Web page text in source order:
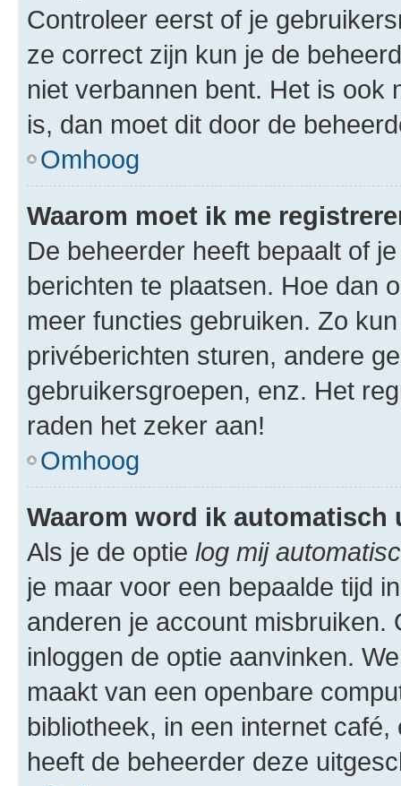
Controleer eerst of je
ze correct zijn kun je de
niet verbannen bent. Het is ook
is, dan moet dit door de
Omhoog
Waarom moet ik me
De beheerder heeft bepaalt of
berichten te plaatsen. Hoe dan
meer functies gebruiken. Zo
privéberichten sturen, andere
gebruikersgroepen, enz. Het
raden het zeker aan!
Omhoog
Waarom word ik automatisch
Als je de optie log mij
je maar voor een bepaalde tijd
anderen je account misbruiken.
inloggen de optie aanvinken.
maakt van een openbare
bibliotheek, in een internet
heeft de beheerder deze